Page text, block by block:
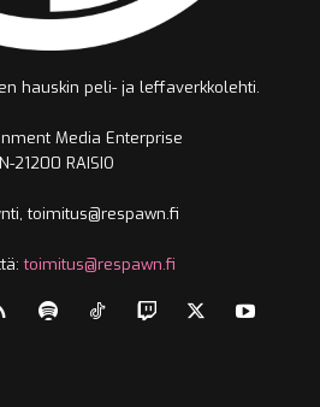
hauskin peli- ja leffaverkkolehti.
Media Enterprise
21200 RAISIO
toimitus@respawn.fi
toimitus@respawn.fi